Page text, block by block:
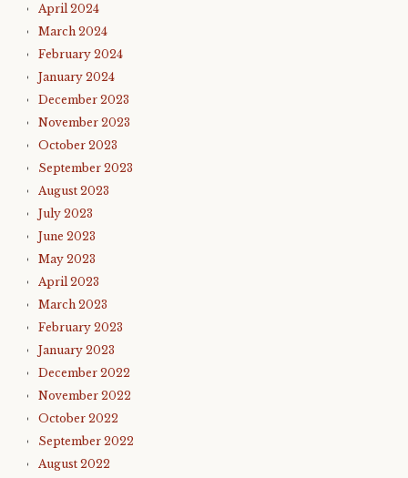
April 2024
March 2024
February 2024
January 2024
December 2023
November 2023
October 2023
September 2023
August 2023
July 2023
June 2023
May 2023
April 2023
March 2023
February 2023
January 2023
December 2022
November 2022
October 2022
September 2022
August 2022